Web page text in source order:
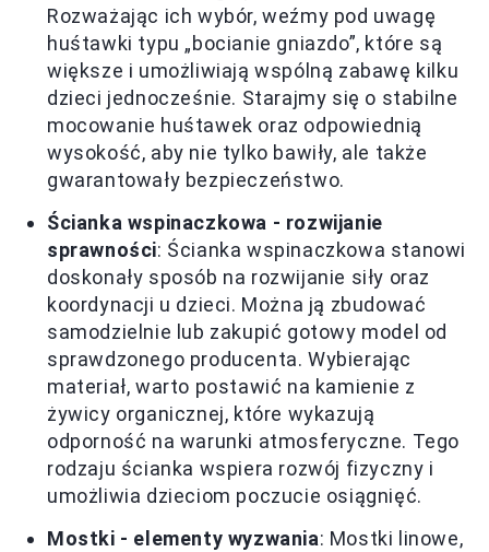
Rozważając ich wybór, weźmy pod uwagę
huśtawki typu „bocianie gniazdo”, które są
większe i umożliwiają wspólną zabawę kilku
dzieci jednocześnie. Starajmy się o stabilne
mocowanie huśtawek oraz odpowiednią
wysokość, aby nie tylko bawiły, ale także
gwarantowały bezpieczeństwo.
Ścianka wspinaczkowa - rozwijanie
sprawności: Ścianka wspinaczkowa stanowi
doskonały sposób na rozwijanie siły oraz
koordynacji u dzieci. Można ją zbudować
samodzielnie lub zakupić gotowy model od
sprawdzonego producenta. Wybierając
materiał, warto postawić na kamienie z
żywicy organicznej, które wykazują
odporność na warunki atmosferyczne. Tego
rodzaju ścianka wspiera rozwój fizyczny i
umożliwia dzieciom poczucie osiągnięć.
Mostki - elementy wyzwania: Mostki linowe,